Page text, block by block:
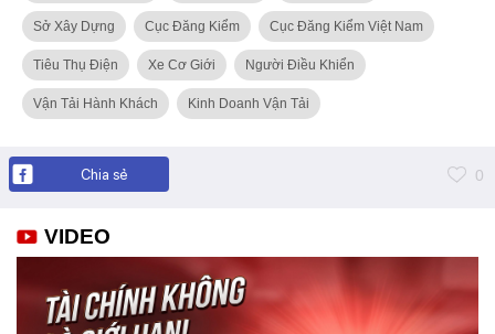
Sở Xây Dựng Cục Đăng Kiểm Cục Đăng Kiểm Việt Nam
Tiêu Thụ Điện Xe Cơ Giới Người Điều Khiển
Vận Tải Hành Khách Kinh Doanh Vận Tải
Chia sẻ 0
VIDEO